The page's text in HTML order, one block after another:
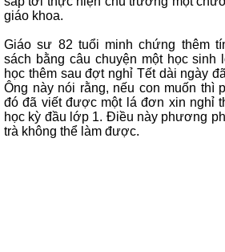
giáo khoa.
Giáo sư 82 tuổi minh chứng thêm
sách bằng câu chuyện một học
học thêm sau đợt nghỉ Tết dài ngày
Ông này nói rằng, nếu con muốn thì
đó đã viết được một lá đơn xin nghỉ
học kỳ đầu lớp 1. Điều này phương
trà không thể làm được.